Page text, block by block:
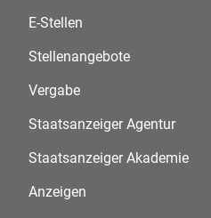
E-Stellen
Stellenangebote
Vergabe
Staatsanzeiger Agentur
Staatsanzeiger Akademie
Anzeigen